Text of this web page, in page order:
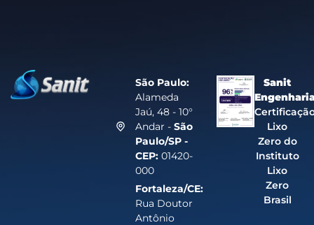
São Paulo:
Alameda
Jaú, 48 - 10°
Andar -São
Paulo/SP -
CEP: 01420-
000
Fortaleza/CE:
Rua Doutor
Antônio
Sanit
Lixo
Zero do
Instituto
Lixo
Zero
Brasil